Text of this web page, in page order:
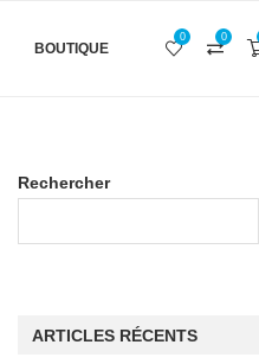
BOUTIQUE
0
0
Rechercher
ARTICLES RÉCENTS